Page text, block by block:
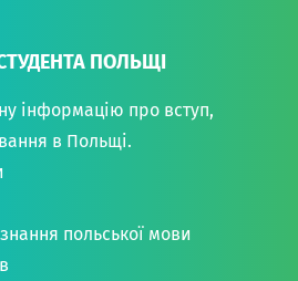
ПОЛЬЩІ
інформацію про вступ,
в Польщі.
польської мови